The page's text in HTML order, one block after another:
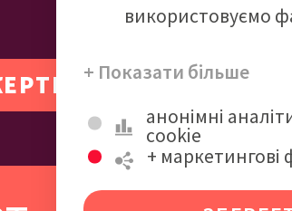
використовуємо
+ Показати більше
анонімні
cookie
+